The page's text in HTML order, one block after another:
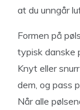
at du unngår
Formen på
typisk danske
Knyt eller
dem, og pass
Når alle